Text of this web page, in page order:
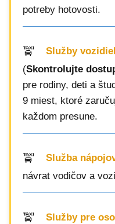
potreby hotovosti.
Služby
(Skontrolujte
pre rodiny, deti a
9 miest, ktoré
každom presune.
Služba
návrat vodičov a
Služby pre